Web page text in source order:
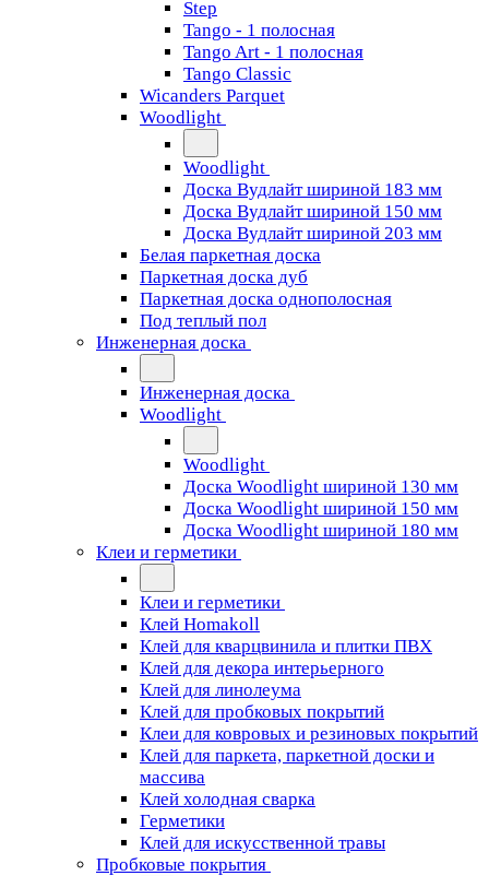
Step
Tango - 1 полосная
Tango Art - 1 полосная
Tango Classiс
Wicanders Parquet
Woodlight
Woodlight
Доска Вудлайт шириной 183 мм
Доска Вудлайт шириной 150 мм
Доска Вудлайт шириной 203 мм
Белая паркетная доска
Паркетная доска дуб
Паркетная доска однополосная
Под теплый пол
Инженерная доска
Инженерная доска
Woodlight
Woodlight
Доска Woodlight шириной 130 мм
Доска Woodlight шириной 150 мм
Доска Woodlight шириной 180 мм
Клеи и герметики
Клеи и герметики
Клей Homakoll
Клей для кварцвинила и плитки ПВХ
Клей для декора интерьерного
Клей для линолеума
Клей для пробковых покрытий
Клеи для ковровых и резиновых покрытий
Клей для паркета, паркетной доски и
массива
Клей холодная сварка
Герметики
Клей для искусственной травы
Пробковые покрытия